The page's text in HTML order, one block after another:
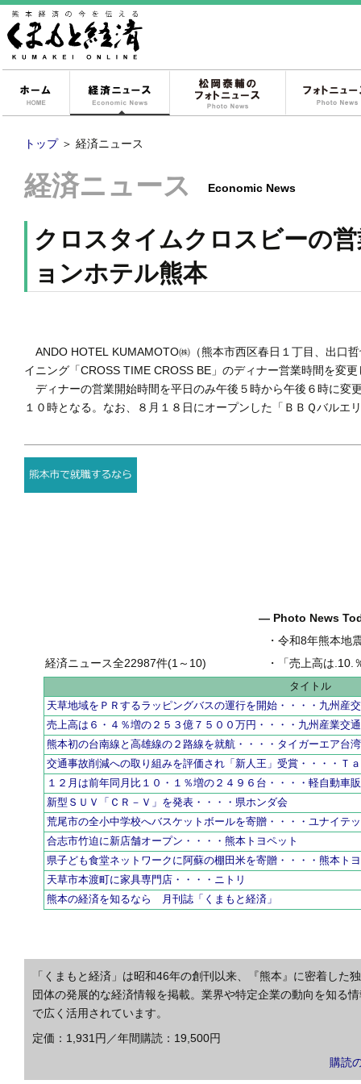
経済ニュース
トップ ＞ 経済ニュース
経済ニュース Economic News
クロスタイムクロスビーの
ョンホテル熊本
ANDO HOTEL KUMAMOTO㈱（熊本市西区春日１丁目、出口
イニング「CROSS TIME CROSS BE」のディナー営業時間を変更
ディナーの営業開始時間を平日のみ午後５時から午後６時に変
１０時となる。なお、８月１８日にオープンした「ＢＢＱバルエ
― Photo News
・令和8年熊本地
・
「売上高は.10.％増の
経済ニュース全22987件(1～10)
タイトル
天草地域をＰＲするラッピングバスの運行を開始・・・・九州産
売上高は６・４％増の２５３億７５００万円・・・・九州産業交
熊本初の台南線と高雄線の２路線を就航・・・・タイガーエア台湾
交通事故削減への取り組みを評価され「新人王」受賞・・・・Ｔ
１２月は前年同月比１０・１％増の２４９６台・・・・軽自動車
新型ＳＵＶ「ＣＲ－Ｖ」を発表・・・・県ホンダ会
荒尾市の全小中学校へバスケットボールを寄贈・・・・ユナイテ
合志市竹迫に新店舗オープン・・・・熊本トヨペット
県子ども食堂ネットワークに阿蘇の棚田米を寄贈・・・・熊本ト
天草市本渡町に家具専門店・・・・ニトリ
熊本の経済を知るなら 月刊誌「くまもと経済」
「くまもと経済」は昭和46年の創刊以来、『熊本』に密着し
団体の発展的な経済情報を掲載。業界や特定企業の動向を知る
で広く活用されています。
定価：1,931円／年間購読：19,500円
購読